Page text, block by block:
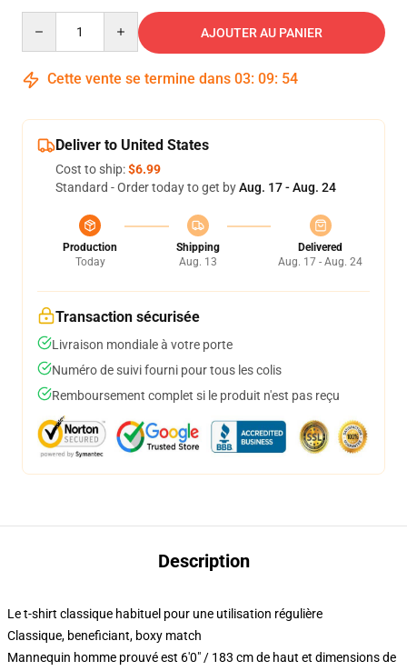
AJOUTER AU PANIER
Cette vente se termine dans 03: 09: 53
Deliver to United States
Cost to ship:$6.99
Standard - Order today to get byAug. 17 - Aug. 24
Production
Today
Shipping
Aug. 13
Delivered
Aug. 17 - Aug. 24
Transaction sécurisée
Livraison mondiale à votre porte
Numéro de suivi fourni pour tous les colis
Remboursement complet si le produit n'est pas reçu
Description
Le t-shirt classique habituel pour une utilisation régulière
Classique, beneficiant, boxy match
Mannequin homme prouvé est 6'0" / 183 cm de haut et dimensions de